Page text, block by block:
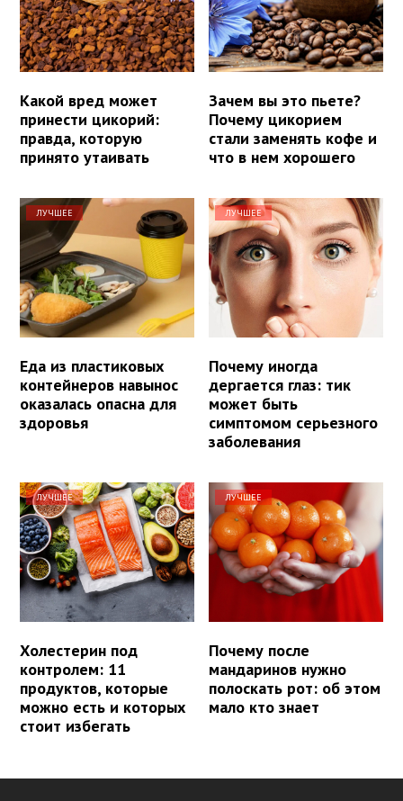
Какой вред может
принести цикорий:
правда, которую
принято утаивать
Зачем вы это пьете?
Почему цикорием
стали заменять кофе и
что в нем хорошего
ЛУЧШЕЕ
Еда из пластиковых
контейнеров навынос
оказалась опасна для
здоровья
ЛУЧШЕЕ
Почему иногда
дергается глаз: тик
может быть
симптомом серьезного
заболевания
ЛУЧШЕЕ
Холестерин под
контролем: 11
продуктов, которые
можно есть и которых
стоит избегать
ЛУЧШЕЕ
Почему после
мандаринов нужно
полоскать рот: об этом
мало кто знает